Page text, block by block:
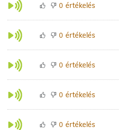
0 értékelés
0 értékelés
0 értékelés
0 értékelés
0 értékelés